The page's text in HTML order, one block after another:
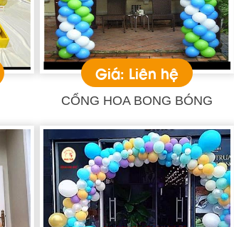
Giá: Liên hệ
CỔNG HOA BONG BÓNG